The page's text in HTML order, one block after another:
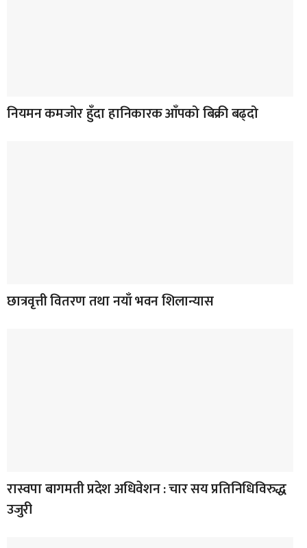
नियमन कमजोर हुँदा हानिकारक आँपको बिक्री बढ्दो
छात्रवृत्ती वितरण तथा नयाँ भवन शिलान्यास
रास्वपा बागमती प्रदेश अधिवेशन : चार सय प्रतिनिधिविरुद्ध
उजुरी